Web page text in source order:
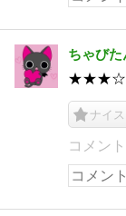
ちゃびた
ナイス
コメン